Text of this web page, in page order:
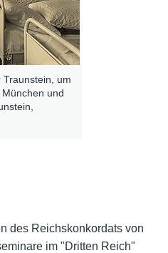
um
und
des Reichskonkordats von
im "Dritten Reich"